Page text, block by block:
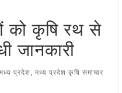
को कृषि रथ से
जानकारी
मध्य प्रदेश, मध्य प्रदेश कृषि समाचार